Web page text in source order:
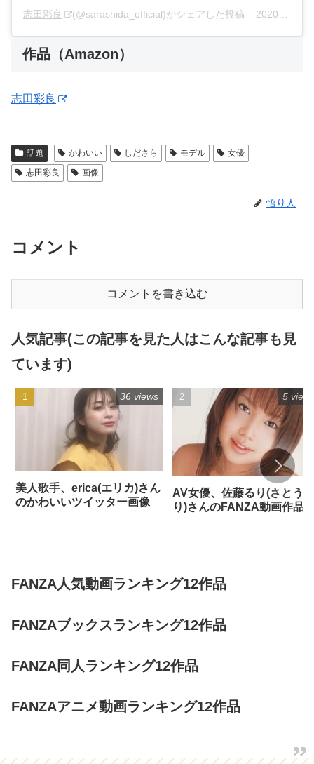
志田彩良 (@sarashida_official)がシェアした投稿 – 2020年 1月月11日午後9時37分PST
作品（Amazon）
志田彩良
話題 かわいい しださら モデル
女優
志田彩良
画像
悟り人
コメント
コメントを書き込む
人気記事(この記事を見た人はこんな記事も見
ています)
美人歌手、erica(エリカ)さん
のかわいいツイッター画像
36 views
AV女優、佐藤るり(さとうる
り)さんのFANZA動画作品
5
FANZA人気動画ランキング12作品
FANZAブックスランキング12作品
FANZA同人ランキング12作品
FANZAアニメ動画ランキング12作品